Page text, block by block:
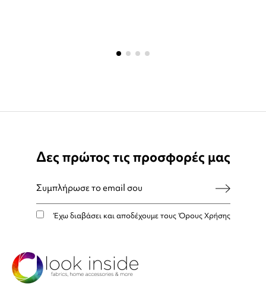
Δες πρώτος τις προσφορές μας
Έχω διαβάσει και αποδέχουμε τουςΌρους Χρήσης